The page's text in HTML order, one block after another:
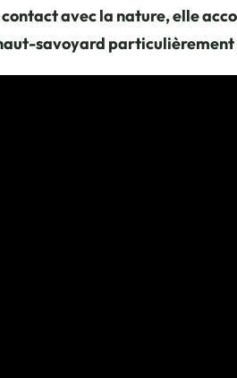
avec la nature, elle
savoyard